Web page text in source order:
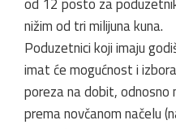
nižim od tri milijuna kuna.
Poduzetnici koji imaju
imat će mogućnost i
poreza na dobit, odnosno
prema novčanom načelu